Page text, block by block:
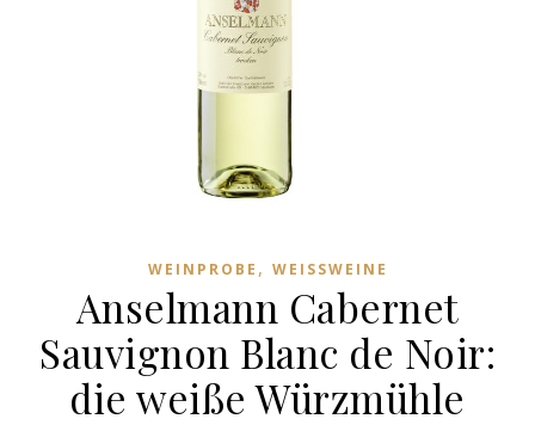
WEINPROBE , WEISSWEINE
Anselmann Cabernet
Sauvignon Blanc de Noir:
die weiße Würzmühle